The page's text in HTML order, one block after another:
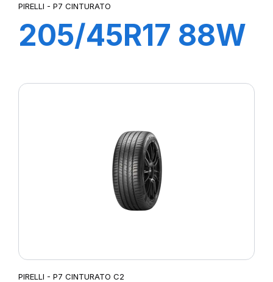
PIRELLI - P7 CINTURATO
205/45R17 88W
PIRELLI - P7 CINTURATO C2